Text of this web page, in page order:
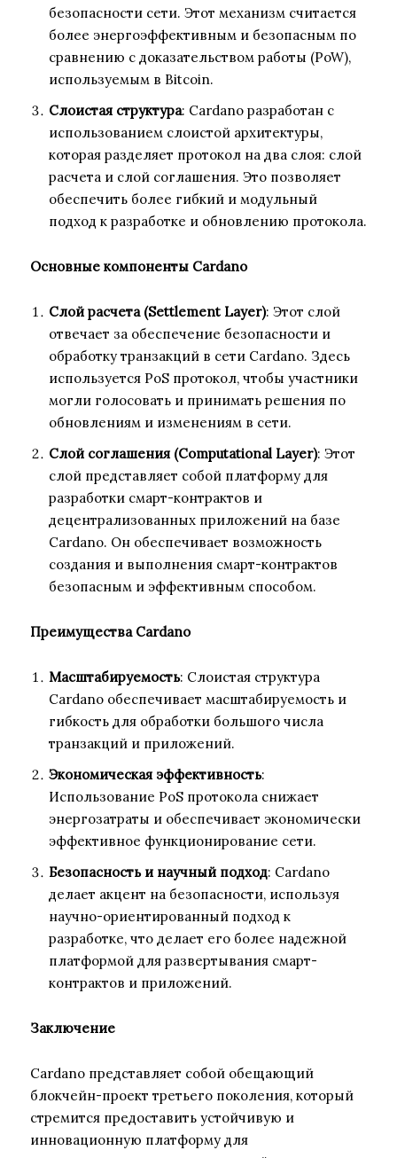
безопасности сети. Этот механизм считается
более энергоэффективным и безопасным по
сравнению с доказательством работы (PoW),
используемым в Bitcoin.
Слоистая структура: Cardano разработан с
использованием слоистой архитектуры,
которая разделяет протокол на два слоя: слой
расчета и слой соглашения. Это позволяет
обеспечить более гибкий и модульный
подход к разработке и обновлению протокола.
Основные компоненты Cardano
Слой расчета (Settlement Layer): Этот слой
отвечает за обеспечение безопасности и
обработку транзакций в сети Cardano. Здесь
используется PoS протокол, чтобы участники
могли голосовать и принимать решения по
обновлениям и изменениям в сети.
Слой соглашения (Computational Layer): Этот
слой представляет собой платформу для
разработки смарт-контрактов и
децентрализованных приложений на базе
Cardano. Он обеспечивает возможность
создания и выполнения смарт-контрактов
безопасным и эффективным способом.
Преимущества Cardano
Масштабируемость: Слоистая структура
Cardano обеспечивает масштабируемость и
гибкость для обработки большого числа
транзакций и приложений.
Экономическая эффективность:
Использование PoS протокола снижает
энергозатраты и обеспечивает экономически
эффективное функционирование сети.
Безопасность и научный подход: Cardano
делает акцент на безопасности, используя
научно-ориентированный подход к
разработке, что делает его более надежной
платформой для развертывания смарт-
контрактов и приложений.
Заключение
Cardano представляет собой обещающий
блокчейн-проект третьего поколения, который
стремится предоставить устойчивую и
инновационную платформу для